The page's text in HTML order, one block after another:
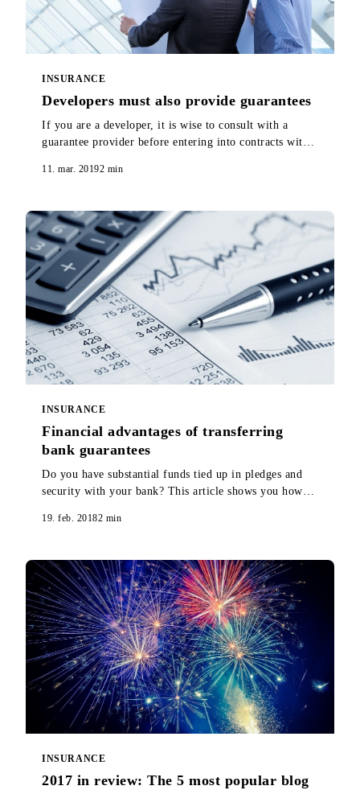
INSURANCE
Developers must also provide guarantees
If you are a developer, it is wise to consult with a
guarantee provider before entering into contracts with
why.
11. mar. 20192 min
INSURANCE
Financial advantages of transferring
bank guarantees
Do you have substantial funds tied up in pledges and
security with your bank? This article shows you how
19. feb. 20182 min
INSURANCE
2017 in review: The 5 most popular blog